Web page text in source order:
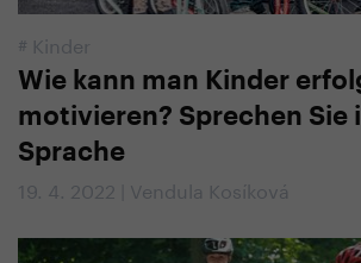
# Kinder
Wie kann man Kinder
motivieren? Sprechen Sie
Sprache
19. 4. 2022 | Vendula Kosíková